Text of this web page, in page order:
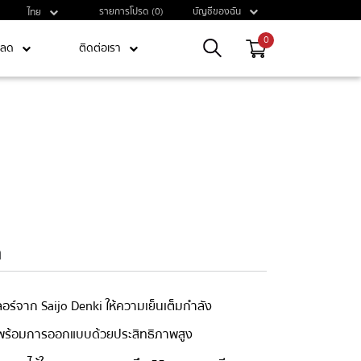
บัญชีของฉัน
รายการโปรด (0)
ไทย
ด ติดต่อเรา 0
อร์จากSaijo Denkiให้ความเย็นเต็มกำลัง
อมการออกแบบด้วยประสิทธิภาพสูง